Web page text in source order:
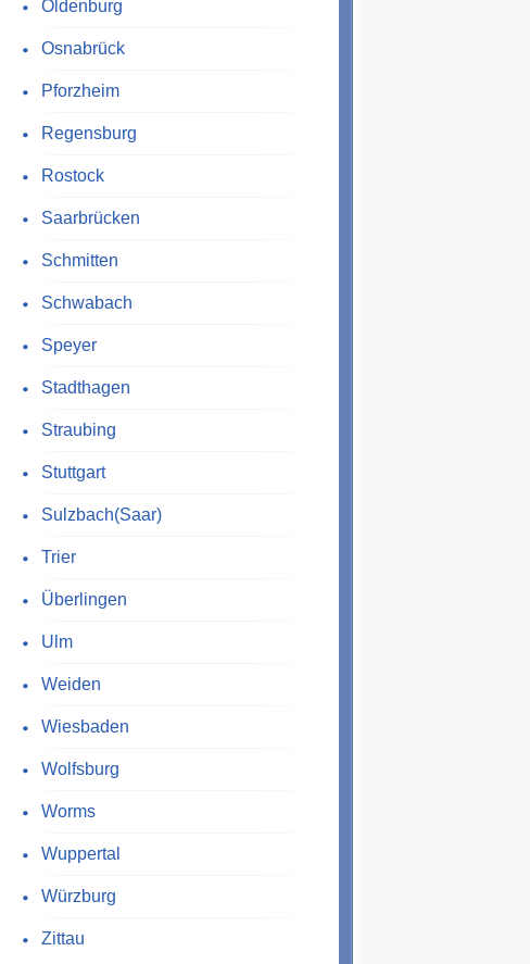
Oldenburg
Osnabrück
Pforzheim
Regensburg
Rostock
Saarbrücken
Schmitten
Schwabach
Speyer
Stadthagen
Straubing
Stuttgart
Sulzbach(Saar)
Trier
Überlingen
Ulm
Weiden
Wiesbaden
Wolfsburg
Worms
Wuppertal
Würzburg
Zittau